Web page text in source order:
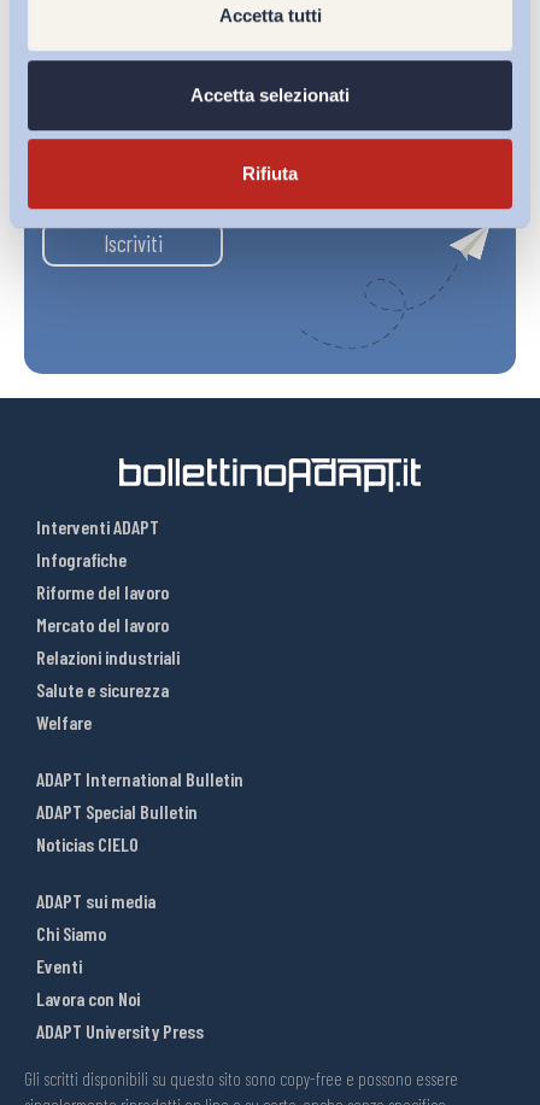
Accetta tutti
Accetta selezionati
Rifiuta
Ho letto e Accetto il trattamento dei dati personali descritti
Privacy Policy
Iscriviti
Interventi ADAPT
Infografiche
Riforme del lavoro
Mercato del lavoro
Relazioni industriali
Salute e sicurezza
Welfare
ADAPT International Bulletin
ADAPT Special Bulletin
Noticias CIELO
ADAPT sui media
Chi Siamo
Eventi
Lavora con Noi
ADAPT University Press
Gli scritti disponibili su questo sito sono copy-free e possono essere